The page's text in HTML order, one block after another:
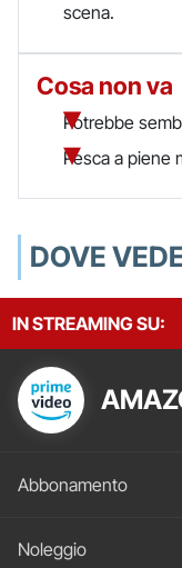
scena.
Cosa non va
Potrebbe
Pesca a piene
DOVE
IN STREAMING SU: